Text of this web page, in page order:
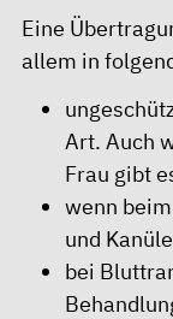
Eine
allem in
Art. Auch
Frau gibt
wenn
und
bei